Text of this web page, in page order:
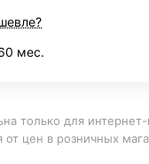
мес.
только для интернет-
от цен в розничных